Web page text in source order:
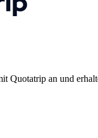
Quotatrip an und